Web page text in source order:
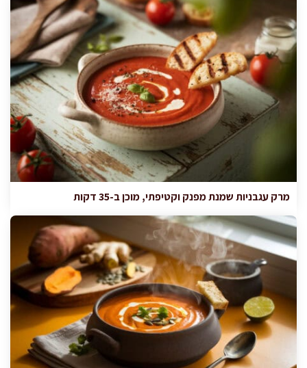
מרק עגבניות שמנת מפנק וקטיפתי, מוכן ב-35 דקות